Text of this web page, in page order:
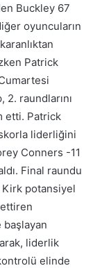
Buckley 67
oyuncuların
Patrick
2. raundlarını
etti. Patrick
liderliğini
Conners -11
Final raundu
Kirk potansiyel
liderlik
elinde